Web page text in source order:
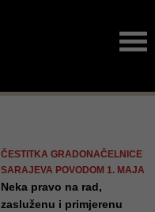
ČESTITKA GRADONAČELNICE
SARAJEVA POVODOM 1. MAJA
Neka pravo na rad,
zasluženu i primjerenu